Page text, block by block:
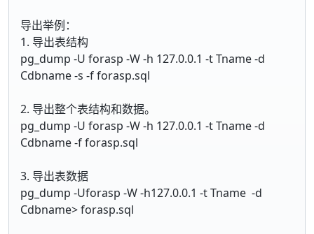
导出举例：
1. 导出表结构
pg_dump -U forasp -W -h 127.0.0.1 -t Tname -d
Cdbname -s -f forasp.sql
2. 导出整个表结构和数据。
pg_dump -U forasp -W -h 127.0.0.1 -t Tname -d
Cdbname -f forasp.sql
3. 导出表数据
pg_dump -Uforasp -W -h127.0.0.1 -t Tname -d
Cdbname> forasp.sql